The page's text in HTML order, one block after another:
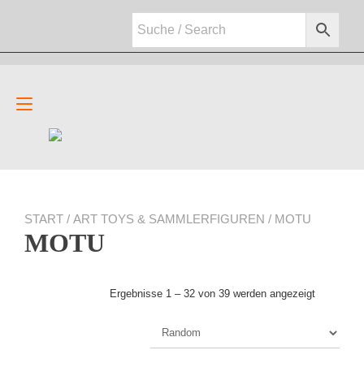
Navigation
umschalten
START / ART TOYS & SAMMLERFIGUREN / MOTU
MOTU
Ergebnisse 1 – 32 von 39 werden angezeigt